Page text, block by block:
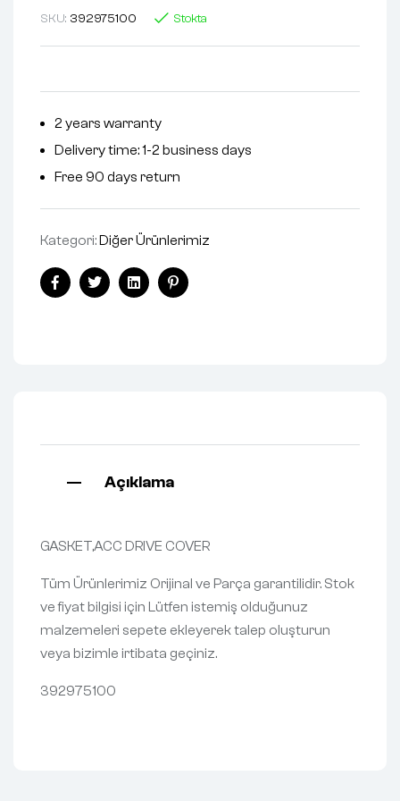
SKU: 392975100 Stokta
2 years warranty
Delivery time: 1-2 business days
Free 90 days return
Kategori:Diğer Ürünlerimiz
FacebookTwitterLinkedinPinterest
Açıklama
GASKET,ACC DRIVE COVER
Tüm Ürünlerimiz Orijinal ve Parça garantilidir. Stok
ve fiyat bilgisi için Lütfen istemiş olduğunuz
malzemeleri sepete ekleyerek talep oluşturun
veya bizimle irtibata geçiniz.
392975100